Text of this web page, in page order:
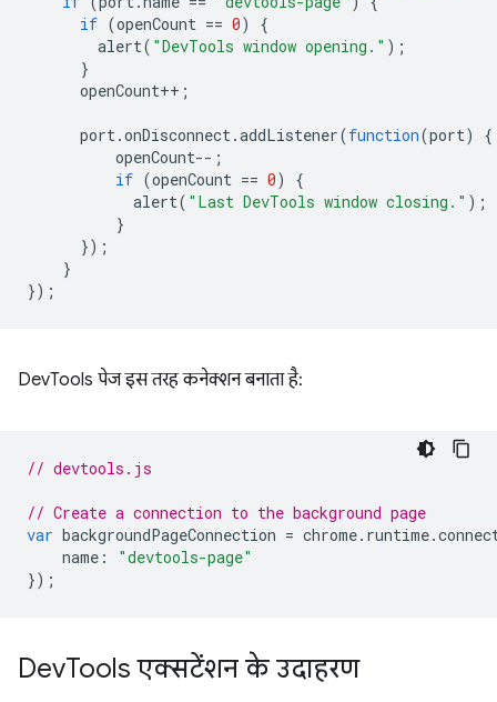
if (openCount == 0)
{
alert( "DevTools window opening." );
}
openCount++ ;
port.onDisconnect.addListener(function(port)
{
openCount-- ;
if (openCount == 0)
{
alert( "Last DevTools window closing." );
}
});
}
});
DevTools पेज इस तरह कनेक्शन बनाता है:
// devtools.js
// Create a connection to the background page
var backgroundPageConnection = chrome. runtime.
name :
"devtools-page"
});
DevTools एक्सटेंशन के उदाहरण